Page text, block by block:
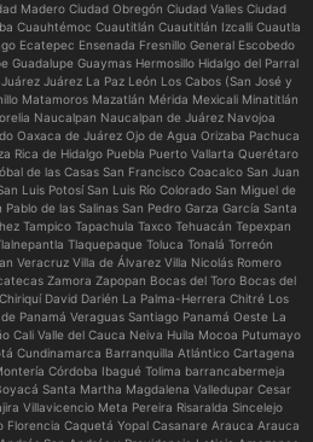
Madero Ciudad Obregón Ciudad Valles Ciudad
Cuauhtémoc Cuautitlán Cuautitlán Izcalli Cuautla
Ecatepec Ensenada Fresnillo General Escobedo
Guadalupe Guaymas Hermosillo Hidalgo del Parral
Juárez La Paz León Los Cabos (San José y
Matamoros Mazatlán Mérida Mexicali Minatitlán
Naucalpan Naucalpan de Juárez Navojoa
Oaxaca de Juárez Ojo de Agua Orizaba Pachuca
Rica de Hidalgo Puebla Puerto Vallarta Querétaro
de las Casas San Francisco Coacalco San Juan
Luis Potosí San Luis Río Colorado San Miguel de
de las Salinas San Pedro Garza García Santa
Tampico Tapachula Taxco Tehuacán Tepexpan
Tlaquepaque Toluca Tonalá Torreón
Veracruz Villa de Álvarez Villa Nicolás Romero
Zamora Zapopan Bocas del Toro Bocas del
David Darién La Palma-Herrera Chitré Los
Panamá Veraguas Santiago Panamá Oeste La
Cali Valle del Cauca Neiva Huila Mocoa Putumayo
Cundinamarca Barranquilla Atlántico Cartagena
Córdoba Ibagué Tolima barrancabermeja
Santa Martha Magdalena Valledupar Cesar
Villavicencio Meta Pereira Risaralda Sincelejo
Florencia Caquetá Yopal Casanare Arauca Arauca